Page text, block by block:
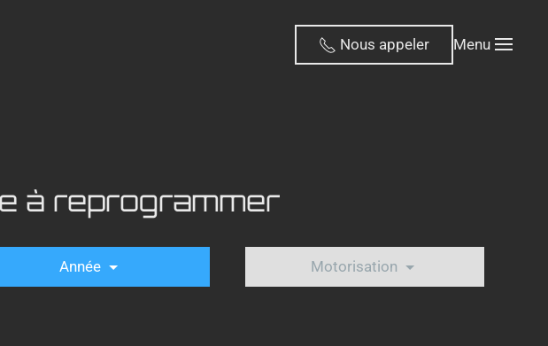
Nous appeler Menu
à reprogrammer
Année Motorisation